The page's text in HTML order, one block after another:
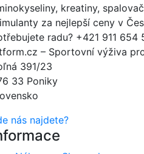
kreatiny,
za nejlepší ceny v
radu? +421 911 654
– Sportovní výživa
391/23
33 Poniky
nás najdete?